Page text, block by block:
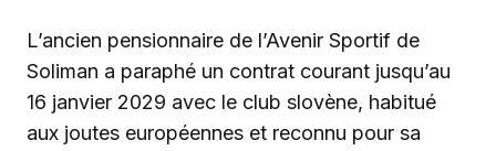
L’ancien pensionnaire de l’Avenir Sportif de
Soliman a paraphé un contrat courant jusqu’au
16 janvier 2029 avec le club slovène, habitué
aux joutes européennes et reconnu pour sa